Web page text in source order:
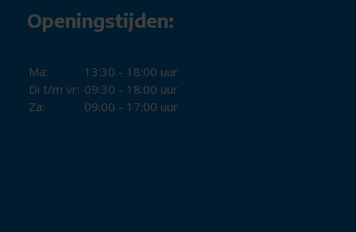
Openingstijden:
Ma:
13:30 - 18:00 uur
Di t/m vr: 09:30 - 18:00 uur
Za:
09:00 - 17:00 uur